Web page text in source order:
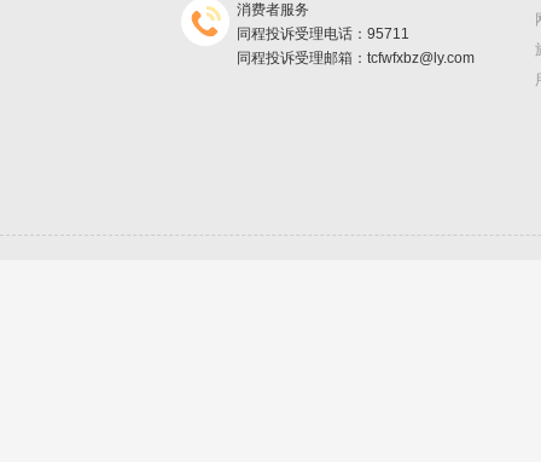
消费者服务
同程投诉受理电话：95711
同程投诉受理邮箱：tcfwfxbz@ly.com